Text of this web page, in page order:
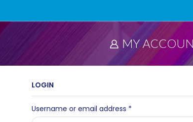
MY
LOGIN
Username or email address *